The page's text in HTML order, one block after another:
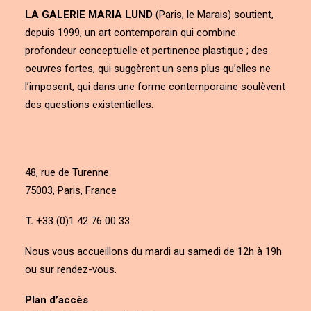
LA GALERIE MARIA LUND (Paris, le Marais) soutient,
depuis 1999, un art contemporain qui combine
profondeur conceptuelle et pertinence plastique ; des
oeuvres fortes, qui suggèrent un sens plus qu’elles ne
l’imposent, qui dans une forme contemporaine soulèvent
des questions existentielles.
48, rue de Turenne
75003, Paris, France
T. +33 (0)1 42 76 00 33
Nous vous accueillons du mardi au samedi de 12h à 19h
ou sur rendez-vous.
Plan d’accès